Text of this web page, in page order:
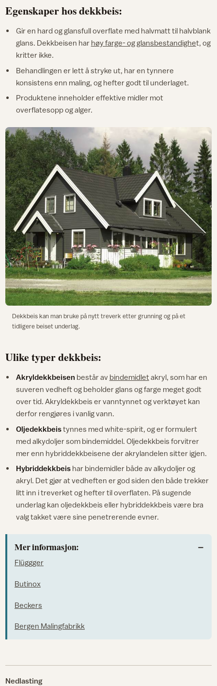
Egenskaper hos dekkbeis:
Gir en hard og glansfull overflate med halvmatt til halvblank
glans. Dekkbeisen har høy farge- og glansbestandighet, og
kritter ikke.
Behandlingen er lett å stryke ut, har en tynnere
konsistens enn maling, og hefter godt til underlaget.
Produktene inneholder effektive midler mot
overflatesopp og alger.
Dekkbeis kan man bruke på nytt treverk etter grunning og på et
tidligere beiset underlag.
Ulike typer dekkbeis:
Akryldekkbeisen består av bindemidletakryl, som har en
suveren vedheft og beholder glans og farge meget godt
over tid. Akryldekkbeis er vanntynnet og verktøyet kan
derfor rengjøres i vanlig vann.
Oljedekkbeistynnes med white-spirit, og er formulert
med alkydoljer som bindemiddel. Oljedekkbeis forvitrer
mer enn hybriddekkbeisene der akrylandelen sitter igjen.
Hybriddekkbeishar bindemidler både av alkydoljer og
akryl. Det gjør at vedheften er god siden den både trekker
litt inn i treverket og hefter til overflaten. På sugende
underlag kan oljedekkbeis eller hybriddekkbeis være bra
valg takket være sine penetrerende evner.
Mer informasjon:
Flüggger
Butinox
Beckers
Bergen Malingfabrikk
Nedlasting